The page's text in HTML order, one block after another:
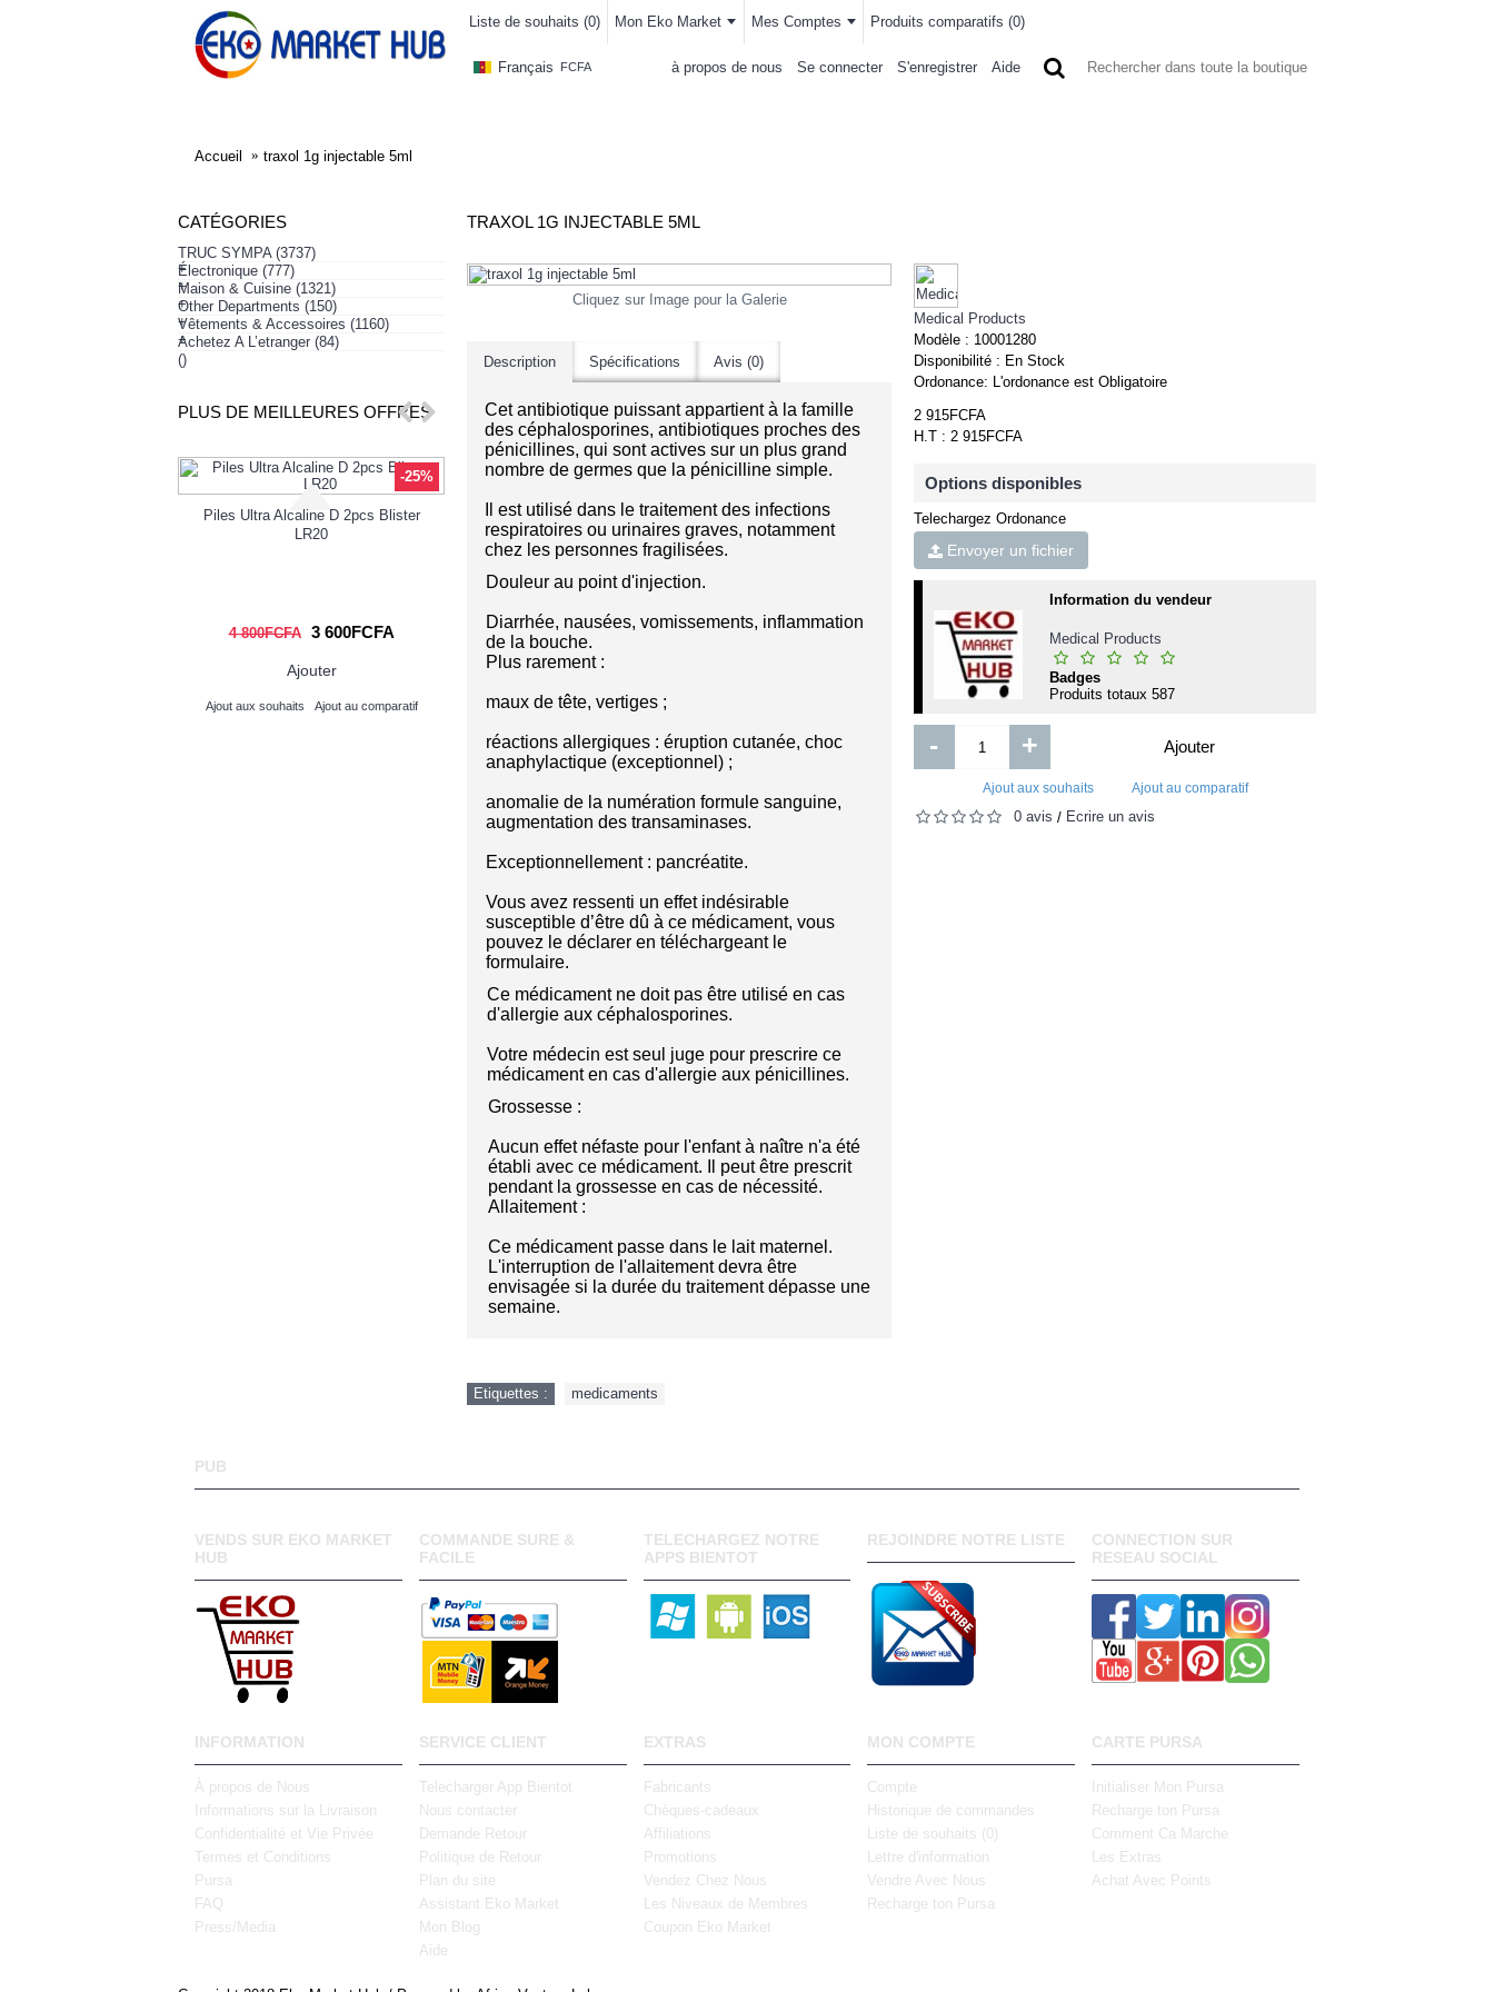
Liste de souhaits (0) Mon Eko Market Mes Comptes Produits comparatifs (0)
Français FCFA à propos de nous Se connecter S'enregistrer Aide
Accueil traxol 1g injectable 5ml
CATÉGORIES
TRUC SYMPA (3737)
+
Électronique (777)
+
Maison & Cuisine (1321)
+
Other Departments (150)
+
Vêtements & Accessoires (1160)
+
Achetez A L’etranger (84)
()
PLUS DE MEILLEURES OFFRES
-25%
Piles Ultra Alcaline D 2pcs Blister
LR20
4 800FCFA 3 600FCFA
Ajouter
Ajout aux souhaits Ajout au comparatif
Colonnes de douche hydro-massante
115 000FCFA
Ajouter
Ajout aux souhaits Ajout au comparatif
tee-shirt and polo afritude for couples
7 000FCFA 0FCFA
Ajouter
TRAXOL 1G INJECTABLE 5ML
Cliquez sur Image pour la Galerie
Description Spécifications Avis (0)
Cet antibiotique puissant appartient à la famille
des céphalosporines, antibiotiques proches des
pénicillines, qui sont actives sur un plus grand
nombre de germes que la pénicilline simple.
Il est utilisé dans le traitement des infections
respiratoires ou urinaires graves, notamment
chez les personnes fragilisées.
Douleur au point d'injection.
Diarrhée, nausées, vomissements, inflammation
de la bouche.
Plus rarement :
maux de tête, vertiges ;
réactions allergiques : éruption cutanée, choc
anaphylactique (exceptionnel) ;
anomalie de la numération formule sanguine,
augmentation des transaminases.
Exceptionnellement : pancréatite.
Vous avez ressenti un effet indésirable
susceptible d’être dû à ce médicament, vous
pouvez le déclarer en téléchargeant le
formulaire.
Ce médicament ne doit pas être utilisé en cas
d'allergie aux céphalosporines.
Votre médecin est seul juge pour prescrire ce
médicament en cas d'allergie aux pénicillines.
Grossesse :
Aucun effet néfaste pour l'enfant à naître n'a été
établi avec ce médicament. Il peut être prescrit
pendant la grossesse en cas de nécessité.
Allaitement :
Ce médicament passe dans le lait maternel.
L'interruption de l'allaitement devra être
envisagée si la durée du traitement dépasse une
semaine.
Medical Products
Modèle : 10001280
Disponibilité : En Stock
Ordonance: L'ordonance est Obligatoire
2 915FCFA
H.T : 2 915FCFA
Options disponibles
Telechargez Ordonance
Envoyer un fichier
Information du vendeur
Medical Products
Badges
Produits totaux 587
- + Ajouter
Ajout aux souhaits Ajout au comparatif
0 avis / Écrire un avis
Etiquettes : medicaments
PUB
VENDS SUR EKO MARKET
HUB
COMMANDE SURE &
FACILE
TELECHARGEZ NOTRE
APPS BIENTOT
REJOINDRE NOTRE LISTE
CONNECTION SUR
RESEAU SOCIAL
INFORMATION
À propos de Nous
Informations sur la Livraison
Confidentialité et Vie Privée
Termes et Conditions
Pursa
FAQ
Press/Media
SERVICE CLIENT
Telecharger App Bientot
Nous contacter
Demande Retour
Politique de Retour
Plan du site
Assistant Eko Market
Mon Blog
Aide
EXTRAS
Fabricants
Chèques-cadeaux
Affiliations
Promotions
Vendez Chez Nous
Les Niveaux de Membres
Coupon Eko Market
MON COMPTE
Compte
Historique de commandes
Liste de souhaits ( 0 )
Lettre d'information
Vendre Avec Nous
Recharge ton Pursa
CARTE PURSA
Initialiser Mon Pursa
Recharge ton Pursa
Comment Ca Marche
Les Extras
Achat Avec Points